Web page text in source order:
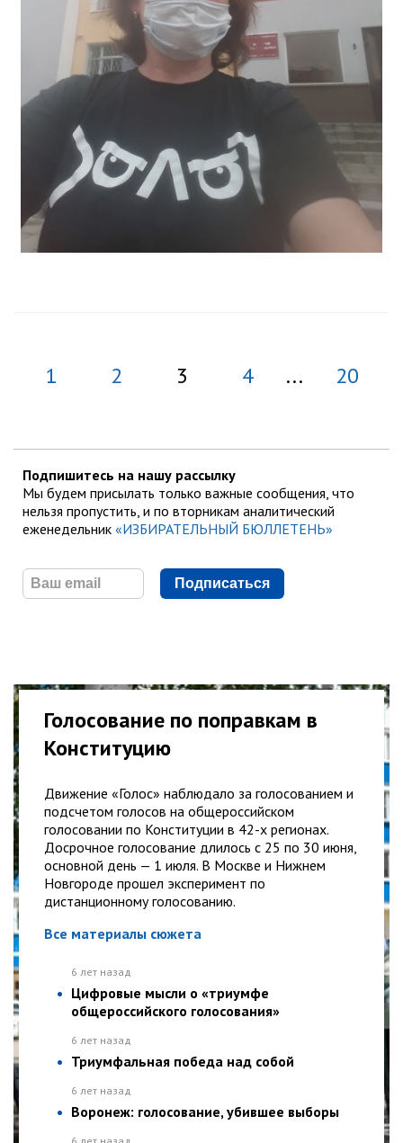
1 2 3 4 ... 20
Подпишитесь на нашу рассылку
Мы будем присылать только важные сообщения, что
нельзя пропустить, и по вторникам аналитический
еженедельник «ИЗБИРАТЕЛЬНЫЙ БЮЛЛЕТЕНЬ»
Подписаться
Голосование по поправкам в
Конституцию
Движение «Голос» наблюдало за голосованием и
подсчетом голосов на общероссийском
голосовании по Конституции в 42-х регионах.
Досрочное голосование длилось с 25 по 30 июня,
основной день — 1 июля. В Москве и Нижнем
Новгороде прошел эксперимент по
дистанционному голосованию.
Все материалы сюжета
6 лет назад
Цифровые мысли о «триумфе
общероссийского голосования»
6 лет назад
Триумфальная победа над собой
6 лет назад
Воронеж: голосование, убившее выборы